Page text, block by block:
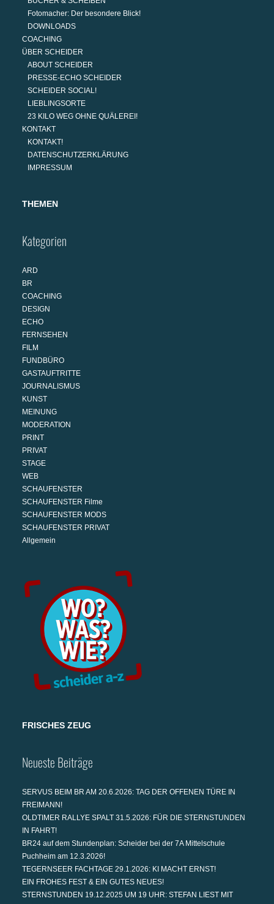
Fotomacher: Der besondere Blick!
DOWNLOADS
COACHING
ÜBER SCHEIDER
ABOUT SCHEIDER
PRESSE-ECHO SCHEIDER
SCHEIDER SOCIAL!
LIEBLINGSORTE
23 KILO WEG OHNE QUÄLEREI!
KONTAKT
KONTAKT!
DATENSCHUTZERKLÄRUNG
IMPRESSUM
THEMEN
Kategorien
ARD
BR
COACHING
DESIGN
ECHO
FERNSEHEN
FILM
FUNDBÜRO
GASTAUFTRITTE
JOURNALISMUS
KUNST
MEINUNG
MODERATION
PRINT
PRIVAT
STAGE
WEB
SCHAUFENSTER
SCHAUFENSTER Filme
SCHAUFENSTER MODS
SCHAUFENSTER PRIVAT
Allgemein
FRISCHES ZEUG
Neueste Beiträge
SERVUS BEIM BR AM 20.6.2026: TAG DER OFFENEN TÜRE IN
FREIMANN!
OLDTIMER RALLYE SPALT 31.5.2026: FÜR DIE STERNSTUNDEN
IN FAHRT!
BR24 auf dem Stundenplan: Scheider bei der 7A Mittelschule
Puchheim am 12.3.2026!
TEGERNSEER FACHTAGE 29.1.2026: KI MACHT ERNST!
EIN FROHES FEST & EIN GUTES NEUES!
STERNSTUNDEN 19.12.2025 UM 19 UHR: STEFAN LIEST MIT